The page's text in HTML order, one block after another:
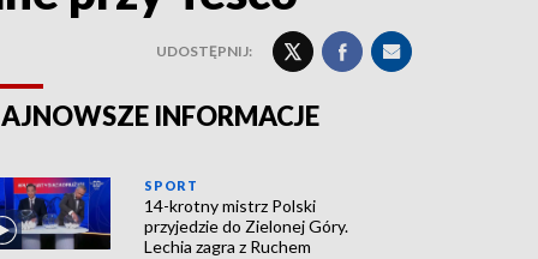
UDOSTĘPNIJ:
INFORMACJE
SPORT
14-krotny mistrz Polski
przyjedzie do Zielonej Góry.
Lechia zagra z Ruchem